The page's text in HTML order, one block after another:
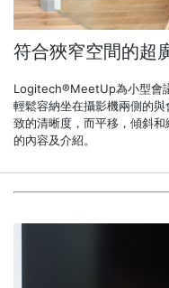
符合狹窄空間的超
Logitech®MeetUp為小型會
輕鬆容納坐在攝影機兩側的
致的清晰度，而平移，傾斜
的內容及介紹。